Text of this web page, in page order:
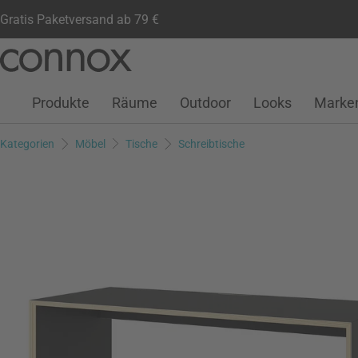
Gratis Paketversand ab 79 €
Seiteninhalt
Suchfeld
Kundenkonto
Wunschliste
Warenkorb
Produkte Räume Outdoor Looks
Kategorien Möbel Tische Schreibtische